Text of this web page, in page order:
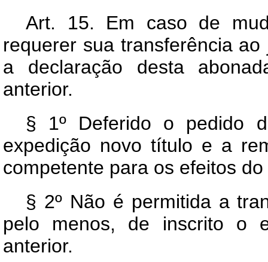
Art. 15. Em caso de
requerer sua transferência
a declaração desta
anterior.
§ 1º Deferido o pedido
expedição novo título e a
competente para os efeitos
§ 2º Não é permitida a
pelo menos, de inscrito o
anterior.